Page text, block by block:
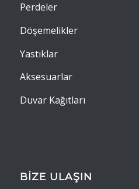
Perdeler
Döşemelikler
Yastıklar
Aksesuarlar
Duvar Kağıtları
BİZE ULAŞIN